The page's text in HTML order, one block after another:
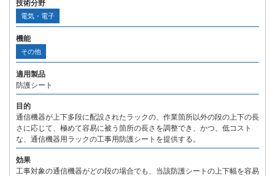
技術分野
電気・電子
機能
その他
適用製品
防護シート
目的
通信機器が上下多段に配設されたラックの、作業箇所以外の段の上下の長
さに応じて、極めて容易に被う箇所の長さを調整でき、かつ、低コスト
な、通信機器用ラックの工事用防護シートを提供する。
効果
工事対象の通信機器がどの段の場合でも、当該防護シートの上下幅を容易